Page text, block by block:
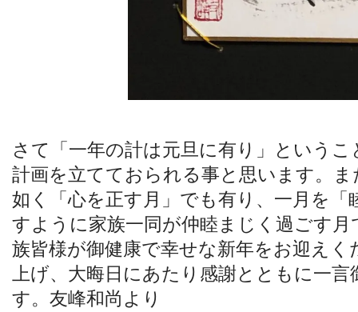
さて「一年の計は元旦に有り」という
計画を立てておられる事と思います。
如く「心を正す月」でも有り、一月を
すように家族一同が仲睦まじく過ごす
族皆様が御健康で幸せな新年をお迎え
上げ、大晦日にあたり感謝とともに一
す。友峰和尚より